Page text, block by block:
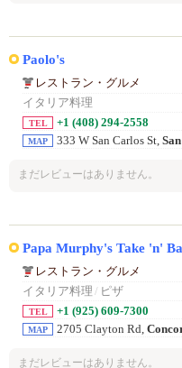
Paolo's
レストラン・グルメ
イタリア料理
TEL +1 (408) 294-2558
MAP 333 W San Carlos St,
まだレビューはありません。
Papa Murphy's Take 'n'
レストラン・グルメ
イタリア料理 / ピザ
TEL +1 (925) 609-7300
MAP 2705 Clayton Rd,
まだレビューはありません。